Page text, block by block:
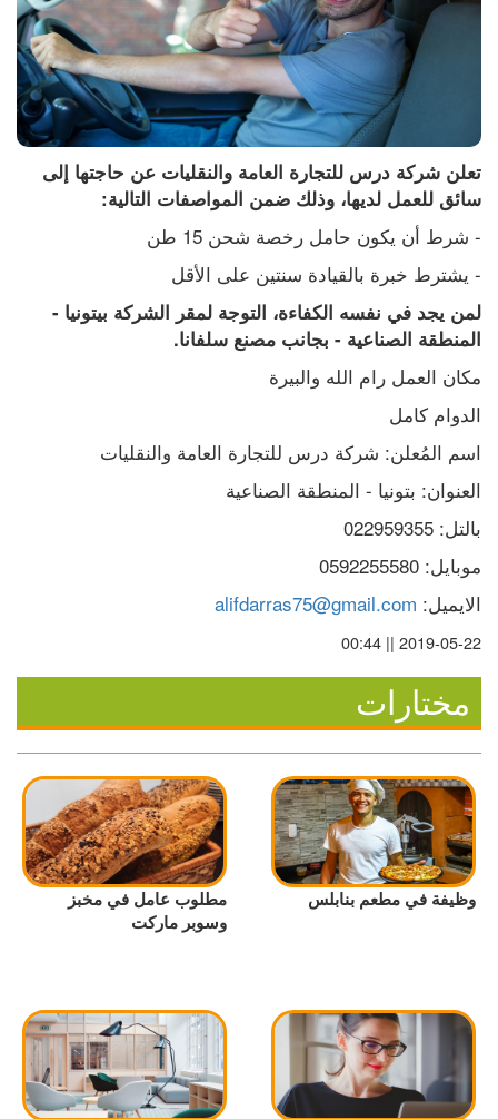
سائق للعمل لديها، وذلك ضمن المواصفات التالية:
- شرط أن يكون حامل رخصة شحن 15 طن
- يشترط خبرة بالقيادة سنتين على الأقل
المنطقة الصناعية - بجانب مصنع سلفانا.
مكان العمل رام الله والبيرة
الدوام كامل
اسم المُعلن: شركة درس للتجارة العامة والنقليات
العنوان: بتونيا - المنطقة الصناعية
بالتل: 022959355
موبايل: 0592255580
الايميل: alifdarras75@gmail.com
2019-05-22 || 00:44
مختارات
وظيفة في مطعم بنابلس
مطلوب عامل في مخبز
وسوبر ماركت